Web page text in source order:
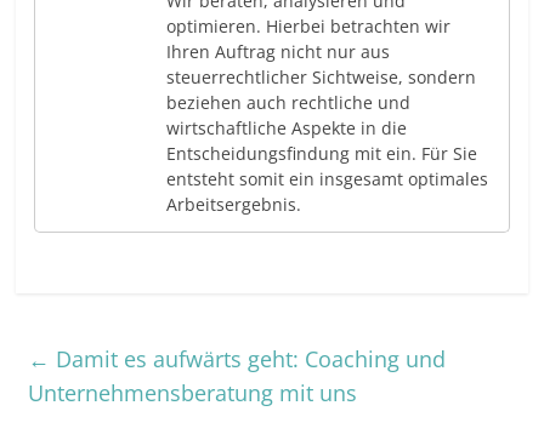
optimieren. Hierbei betrachten wir
Ihren Auftrag nicht nur aus
steuerrechtlicher Sichtweise, sondern
beziehen auch rechtliche und
wirtschaftliche Aspekte in die
Entscheidungsfindung mit ein. Für Sie
entsteht somit ein insgesamt optimales
Arbeitsergebnis.
← Damit es aufwärts geht: Coaching und
Unternehmensberatung mit uns